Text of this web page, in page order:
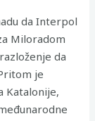
da Interpol
Miloradom
da
je
Katalonije,